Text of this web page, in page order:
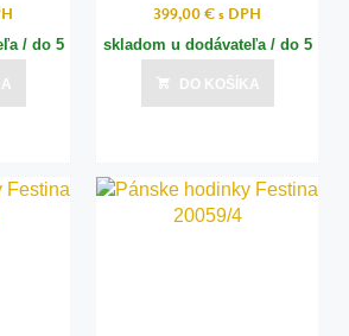
/ do 5
o 01:01
399,00 €s DPH
skladom u dodávateľa / do 5
dní
Posledná aktualizácia dnes o 01:01
DO KOŠÍKA